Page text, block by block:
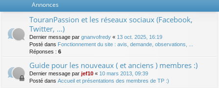
r
Annonces
TouranPassion et les réseaux sociaux (Facebook,
Twitter, ...)
Dernier message par gnanvofredy « 13 oct. 2025, 16:19
Posté dans Fonctionnement du site : avis, demande, observations, ...
Réponses : 6
Guide pour les nouveaux ( et anciens ) membres :)
Dernier message par jef10 « 10 mars 2013, 09:39
Posté dans Accueil et présentations des membres de TP :)